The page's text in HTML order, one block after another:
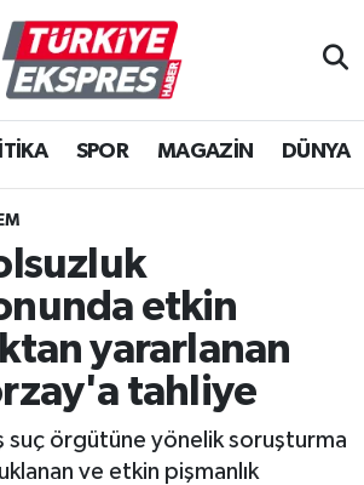
SPOR MAGAZİN DÜNYA
etkin
yararlanan
tahliye
suç örgütüne yönelik soruşturma
ve etkin pişmanlık
Eczaneler
Durumu
Vakitleri
Yoğunluk Haritası
Durumu ve Fikstür